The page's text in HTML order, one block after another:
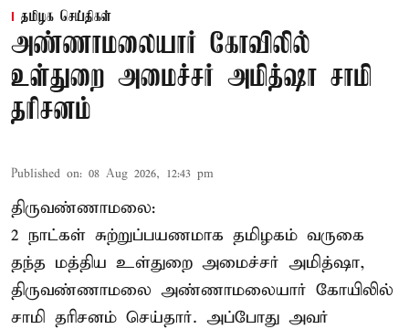
தமிழக செய்திகள்
அண்ணாமலையார் கோவிலில்
உள்துறை அமைச்சர் அமித்ஷா சாமி
தரிசனம்
Published on: 08 Aug 2026, 12:43 pm
திருவண்ணாமலை:
2 நாட்கள் சுற்றுப்பயணமாக தமிழகம் வருகை
தந்த மத்திய உள்துறை அமைச்சர் அமித்ஷா,
திருவண்ணாமலை அண்ணாமலையார் கோயிலில்
சாமி தரிசனம் செய்தார். அப்போது அவர்